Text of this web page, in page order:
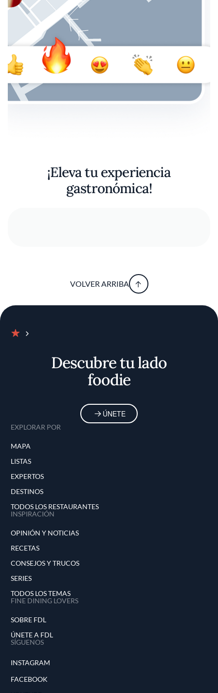
¡Eleva tu experiencia
gastronómica!
VOLVER ARRIBA
Descubre tu lado
foodie
ÚNETE
EXPLORAR POR
MAPA
LISTAS
EXPERTOS
DESTINOS
TODOS LOS RESTAURANTES
INSPIRACIÓN
OPINIÓN Y NOTICIAS
RECETAS
CONSEJOS Y TRUCOS
SERIES
TODOS LOS TEMAS
FINE DINING LOVERS
SOBRE FDL
ÚNETE A FDL
SÍGUENOS
INSTAGRAM
FACEBOOK